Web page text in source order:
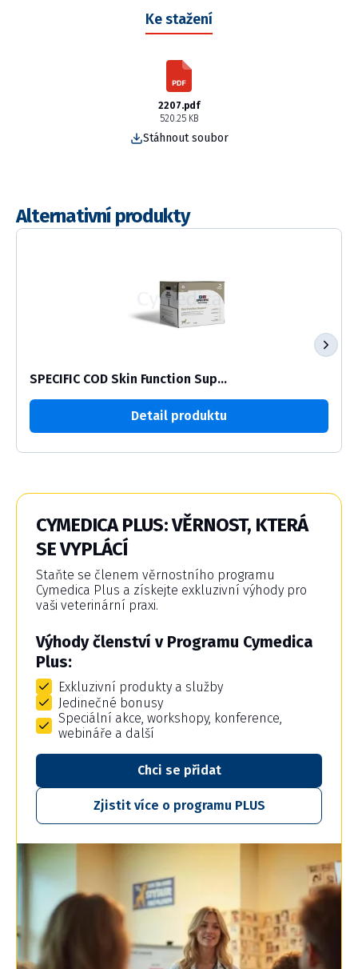
Ke stažení
2207.pdf
520.25 KB
Stáhnout soubor
Alternativní produkty
SPECIFIC COD Skin Function Sup...
Detail produktu
CYMEDICA PLUS: VĚRNOST, KTERÁ
SE VYPLÁCÍ
Staňte se členem věrnostního programu
Cymedica Plus a získejte exkluzivní výhody pro
vaši veterinární praxi.
Výhody členství v Programu Cymedica
Plus:
Exkluzivní produkty a služby
Jedinečné bonusy
Speciální akce, workshopy, konference,
webináře a další
Chci se přidat
Zjistit více o programu PLUS